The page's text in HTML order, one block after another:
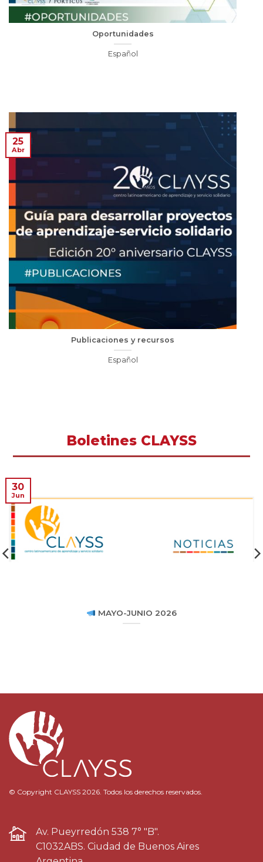
Oportunidades
Español
Publicaciones y recursos
Español
25
Abr
Boletines CLAYSS
MAYO-JUNIO 2026
30
Jun
© Copyright CLAYSS 2026. Todos los derechos reservados.
Av. Pueyrredón 538 7° "B".
C1032ABS. Ciudad de Buenos Aires